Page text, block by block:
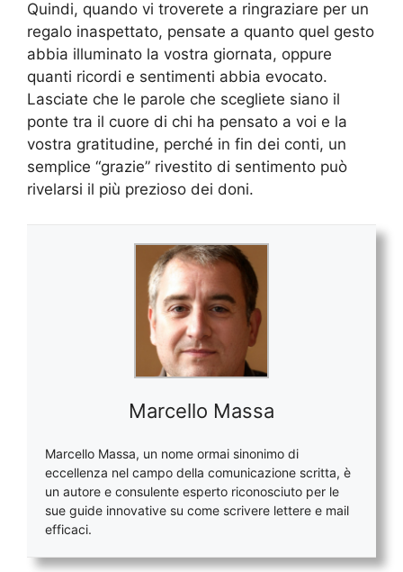
Quindi, quando vi troverete a ringraziare per un
regalo inaspettato, pensate a quanto quel gesto
abbia illuminato la vostra giornata, oppure
quanti ricordi e sentimenti abbia evocato.
Lasciate che le parole che scegliete siano il
ponte tra il cuore di chi ha pensato a voi e la
vostra gratitudine, perché in fin dei conti, un
semplice “grazie” rivestito di sentimento può
rivelarsi il più prezioso dei doni.
Marcello Massa
Marcello Massa, un nome ormai sinonimo di
eccellenza nel campo della comunicazione scritta, è
un autore e consulente esperto riconosciuto per le
sue guide innovative su come scrivere lettere e mail
efficaci.